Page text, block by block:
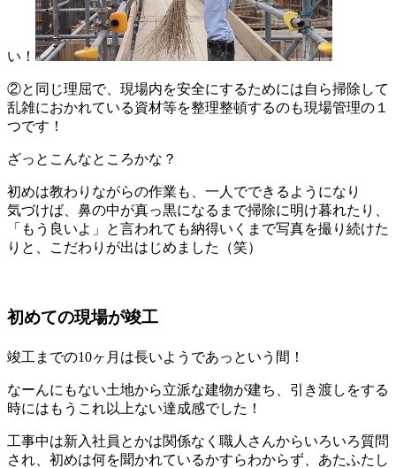
い！
②と同じ理屈で、現場内を安全にするためには自ら掃除して
乱雑におかれている資材等を整理整頓するのも現場管理の１
つです！
ざっとこんなところかな？
初めは教わりながらの作業も、一人でできるようになり
気づけば、鼻の中が真っ黒になるまで掃除に明け暮れたり、
「もう良いよ」と言われても納得いくまで写真を撮り続けた
りと、こだわりが出はじめました（笑）
初めての現場が竣工
竣工までの10ヶ月は長いようであっという間！
なーんにもない土地から立派な建物が建ち、引き渡しをする
時にはもうこれ以上ない達成感でした！
工事中は新入社員とかは関係なく職人さんからいろいろ質問
され、初めは何を聞かれているかすらわからず、あたふたし